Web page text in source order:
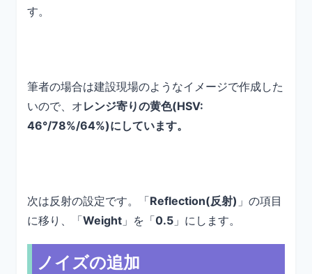
す。
筆者の場合は建設現場のようなイメージで作成した
いので、オレンジ寄りの黄色(HSV:
46°/78%/64%)にしています。
次は反射の設定です。「Reflection(反射) 」の項目
に移り、「Weight 」を「0.5 」にします。
ノイズの追加